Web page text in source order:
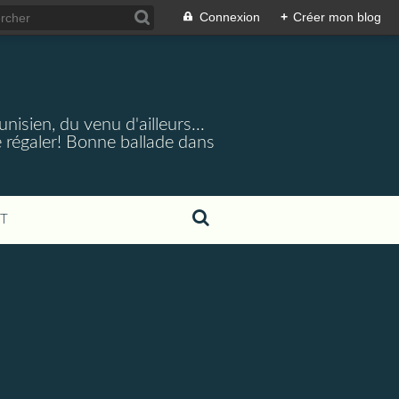
Connexion + Créer mon blog
du venu d'ailleurs...
Bonne ballade dans